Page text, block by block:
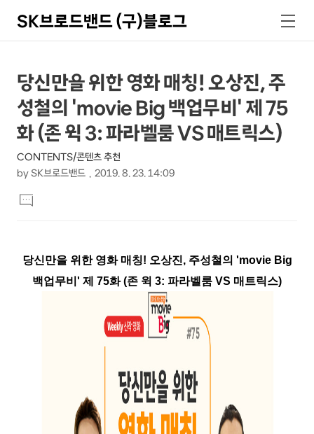
SK브로드밴드 (구)블로그
색
메
뉴
상
세
컨
텐
츠
본
문
제
목
당신만을 위한 영화 매칭! 오상진, 주
성철의 'movie Big 백업무비' 제 75
화 (존 윅 3: 파라벨룸 VS 매트릭스)
CONTENTS/콘텐츠 추천
by SK브로드밴드 2019. 8. 23. 14:09
문
댓
글
당신만을 위한 영화 매칭! 오상진, 주성철의 'movie Big
백업무비' 제 75화 (존 윅 3: 파라벨룸 VS 매트릭스)